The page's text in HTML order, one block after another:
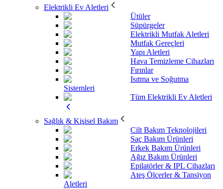
Elektrikli Ev Aletleri
Ütüler
Süpürgeler
Elektrikli Mutfak Aletleri
Mutfak Gereçleri
Yapı Aletleri
Hava Temizleme Cihazları
Fırınlar
Isıtma ve Soğutma
Sistemleri
Tüm Elektrikli Ev Aletleri
Sağlık & Kişisel Bakım
Cilt Bakım Teknolojileri
Saç Bakım Ürünleri
Erkek Bakım Ürünleri
Ağız Bakım Ürünleri
Epilatörler & IPL Cihazları
Ateş Ölçerler & Tansiyon
Aletleri